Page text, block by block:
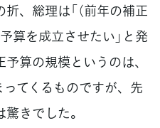
、総理は「（前年の補正
算を成立させたい」と発
算の規模というのは、
てくるものですが、先
きでした。